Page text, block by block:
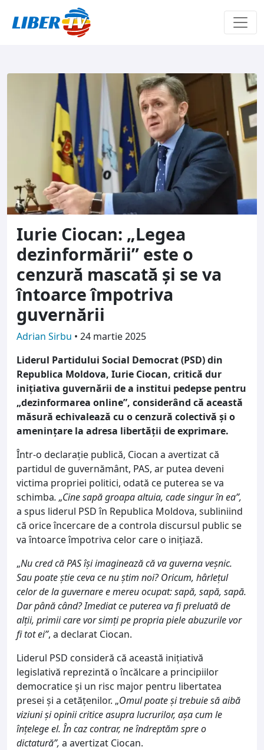
Iurie Ciocan: „Legea
dezinformării” este o
cenzură mascată și se va
întoarce împotriva
guvernării
Adrian Sirbu • 24 martie 2025
Liderul Partidului Social Democrat (PSD) din
Republica Moldova, Iurie Ciocan, critică dur
inițiativa guvernării de a institui pedepse pentru
„dezinformarea online”, considerând că această
măsură echivalează cu o cenzură colectivă și o
amenințare la adresa libertății de exprimare.
Într-o declarație publică, Ciocan a avertizat că
partidul de guvernământ, PAS, ar putea deveni
victima propriei politici, odată ce puterea se va
schimba. „Cine sapă groapa altuia, cade singur în ea”,
a spus liderul PSD în Republica Moldova, subliniind
că orice încercare de a controla discursul public se
va întoarce împotriva celor care o inițiază.
„Nu cred că PAS își imaginează că va guverna veșnic.
Sau poate știe ceva ce nu știm noi? Oricum, hârlețul
celor de la guvernare e mereu ocupat: sapă, sapă, sapă.
Dar până când? Imediat ce puterea va fi preluată de
alții, primii care vor simți pe propria piele abuzurile vor
fi tot ei”, a declarat Ciocan.
Liderul PSD consideră că această inițiativă
legislativă reprezintă o încălcare a principiilor
democratice și un risc major pentru libertatea
presei și a cetățenilor. „Omul poate și trebuie să aibă
viziuni și opinii critice asupra lucrurilor, așa cum le
înțelege el. În caz contrar, ne îndreptăm spre o
dictatură”, a avertizat Ciocan.